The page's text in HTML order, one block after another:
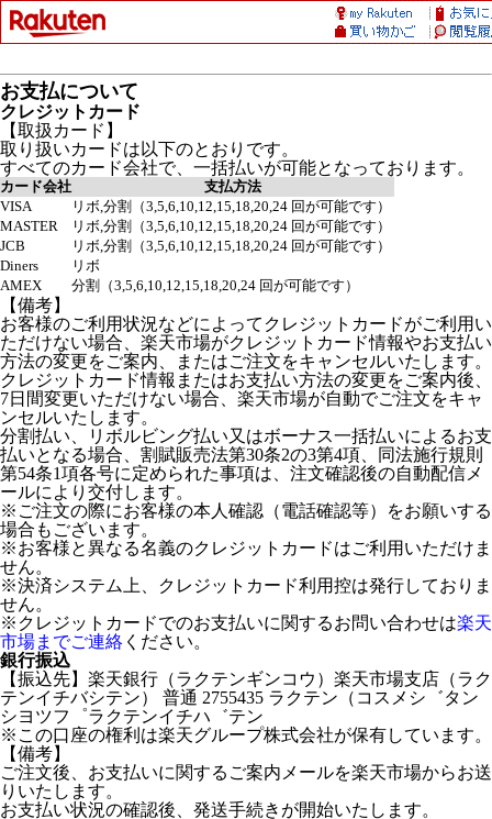
お支払について
クレジットカード
【取扱カード】
取り扱いカードは以下のとおりです。
すべてのカード会社で、一括払いが可能となっております。
カード会社
支払方法
VISA
リボ,分割（3,5,6,10,12,15,18,20,24 回が可能です）
MASTER
リボ,分割（3,5,6,10,12,15,18,20,24 回が可能です）
JCB
リボ,分割（3,5,6,10,12,15,18,20,24 回が可能です）
Diners
リボ
AMEX
分割（3,5,6,10,12,15,18,20,24 回が可能です）
【備考】
お客様のご利用状況などによってクレジットカードがご利用い
ただけない場合、楽天市場がクレジットカード情報やお支払い
方法の変更をご案内、またはご注文をキャンセルいたします。
クレジットカード情報またはお支払い方法の変更をご案内後、
7日間変更いただけない場合、楽天市場が自動でご注文をキャ
ンセルいたします。
分割払い、リボルビング払い又はボーナス一括払いによるお支
払いとなる場合、割賦販売法第30条2の3第4項、同法施行規則
第54条1項各号に定められた事項は、注文確認後の自動配信メ
ールにより交付します。
※ご注文の際にお客様の本人確認（電話確認等）をお願いする
場合もございます。
※お客様と異なる名義のクレジットカードはご利用いただけま
せん。
※決済システム上、クレジットカード利用控は発行しておりま
せん。
※クレジットカードでのお支払いに関するお問い合わせは楽天
市場までご連絡 ください。
銀行振込
【振込先】楽天銀行（ラクテンギンコウ）楽天市場支店（ラク
テンイチバシテン） 普通 2755435 ラクテン（コスメシ゛タン
シヨツフ゜ラクテンイチハ゛テン
※この口座の権利は楽天グループ株式会社が保有しています。
【備考】
ご注文後、お支払いに関するご案内メールを楽天市場からお送
りいたします。
お支払い状況の確認後、発送手続きが開始いたします。